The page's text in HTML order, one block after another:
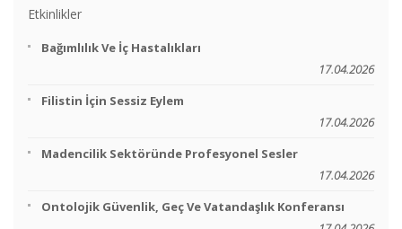
Etkinlikler
Bağımlılık Ve İç Hastalıkları
17.04.2026
Filistin İçin Sessiz Eylem
17.04.2026
Madencilik Sektöründe Profesyonel Sesler
17.04.2026
Ontolojik Güvenlik, Geç Ve Vatandaşlık Konferansı